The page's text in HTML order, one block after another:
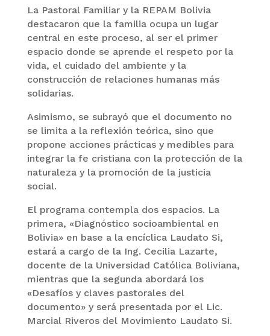
La Pastoral Familiar y la REPAM Bolivia
destacaron que la familia ocupa un lugar
central en este proceso, al ser el primer
espacio donde se aprende el respeto por la
vida, el cuidado del ambiente y la
construcción de relaciones humanas más
solidarias.
Asimismo, se subrayó que el documento no
se limita a la reflexión teórica, sino que
propone acciones prácticas y medibles para
integrar la fe cristiana con la protección de la
naturaleza y la promoción de la justicia
social.
El programa contempla dos espacios. La
primera, «Diagnóstico socioambiental en
Bolivia» en base a la encíclica Laudato Si,
estará a cargo de la Ing. Cecilia Lazarte,
docente de la Universidad Católica Boliviana,
mientras que la segunda abordará los
«Desafíos y claves pastorales del
documento» y será presentada por el Lic.
Marcial Riveros del Movimiento Laudato Si.